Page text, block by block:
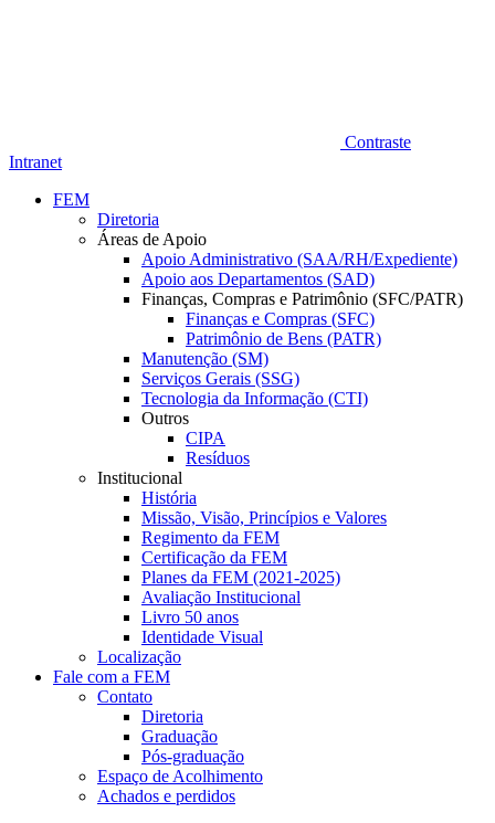
Contraste
Intranet
FEM
Diretoria
Áreas de Apoio
Apoio Administrativo (SAA/RH/Expediente)
Apoio aos Departamentos (SAD)
Finanças, Compras e Patrimônio (SFC/PATR)
Finanças e Compras (SFC)
Patrimônio de Bens (PATR)
Manutenção (SM)
Serviços Gerais (SSG)
Tecnologia da Informação (CTI)
Outros
CIPA
Resíduos
Institucional
História
Missão, Visão, Princípios e Valores
Regimento da FEM
Certificação da FEM
Planes da FEM (2021-2025)
Avaliação Institucional
Livro 50 anos
Identidade Visual
Localização
Fale com a FEM
Contato
Diretoria
Graduação
Pós-graduação
Espaço de Acolhimento
Achados e perdidos